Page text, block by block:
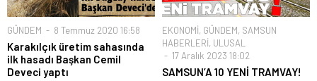
GÜNDEM 8 Temmuz 2020 16:58
Karakılçık üretim sahasında
ilk hasadı Başkan Cemil
Deveci yaptı
EKONOMİ, GÜNDEM, SAMSUN
HABERLERİ, ULUSAL
17 Aralık 2023 18:02
SAMSUN’A 10 YENİ TRAMVAY!